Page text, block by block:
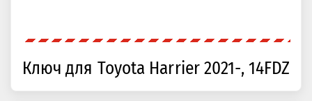
Ключ для Toyota Harrier 2021-, 14FDZ